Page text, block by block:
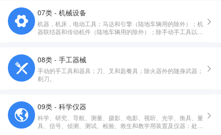
07类 - 机械设备
机器，机床，电动工具；马达和引擎（陆地车辆用的除外）；机
器联结器和传动机件（陆地车辆用的除外）；除手动手工具以外
08类 - 手工器械
手动的手工具和器具；刀、叉和匙餐具；除火器外的随身武器；
剃刀。
09类 - 科学仪器
科学、研究、导航、测量、摄影、电影、视听、光学、衡具、量
具、信号、侦测、测试、检验、救生和教学用装置及仪器：处